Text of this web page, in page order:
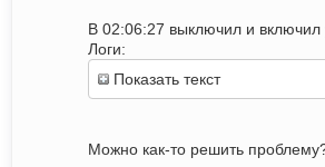
В 02:06:27 выключил и
Логи:
Показать текст
Можно как-то решить